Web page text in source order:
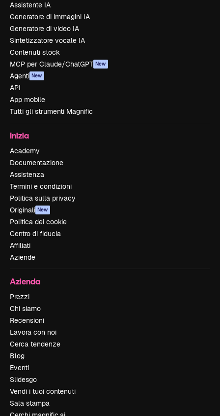
Assistente IA
Generatore di immagini IA
Generatore di video IA
Sintetizzatore vocale IA
Contenuti stock
MCP per Claude/ChatGPT New
Agenti New
API
App mobile
Tutti gli strumenti Magnific
Inizia
Academy
Documentazione
Assistenza
Termini e condizioni
Politica sulla privacy
Originali New
Politica dei cookie
Centro di fiducia
Affiliati
Aziende
Azienda
Prezzi
Chi siamo
Recensioni
Lavora con noi
Cerca tendenze
Blog
Eventi
Slidesgo
Vendi i tuoi contenuti
Sala stampa